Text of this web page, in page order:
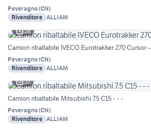
Peveragno(CN)
Rivenditore ALLIAM
28
Camion ribaltabile IVECO Eurotrakker 270 Cursor
Peveragno(CN)
Rivenditore ALLIAM
27
Camion ribaltabile Mitsubishi 7.5 C15 - - -
Peveragno(CN)
Rivenditore ALLIAM